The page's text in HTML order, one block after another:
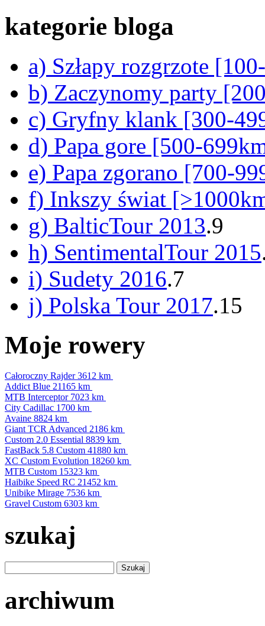
kategorie bloga
a) Szłapy rozgrzote
b) Zaczynomy party
c) Gryfny klank [300-
d) Papa gore [500-
e) Papa zgorano [700-
f) Inkszy świat
g) BalticTour 2013.9
h) SentimentalTour 2015
i) Sudety 2016.7
j) Polska Tour 2017.15
Moje rowery
Całoroczny Rajder3612 km
Addict Blue 21165 km
MTB Interceptor 7023 km
City Cadillac 1700 km
Avaine 8824 km
Giant TCR Advanced 2186 km
Custom 2.0 Essential 8839 km
FastBack 5.8 Custom 41880 km
XC Custom Evolution 18260 km
MTB Custom 15323 km
Haibike Speed RC 21452 km
Unibike Mirage 7536 km
Gravel Custom 6303 km
szukaj
archiwum